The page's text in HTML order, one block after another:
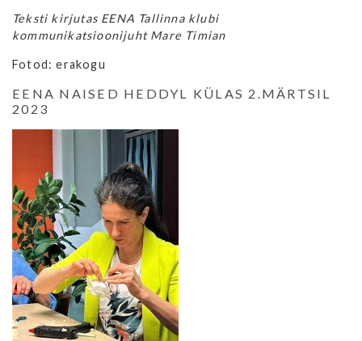
Teksti kirjutas EENA Tallinna klubi
kommunikatsioonijuht Mare Timian
Fotod: erakogu
EENA NAISED HEDDYL KÜLAS 2.MÄRTSIL
2023